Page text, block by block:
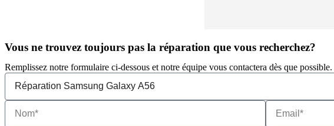
Vous ne trouvez toujours pas la réparation que vous recherchez?
Remplissez notre formulaire ci-dessous et notre équipe vous contactera dès que possible.